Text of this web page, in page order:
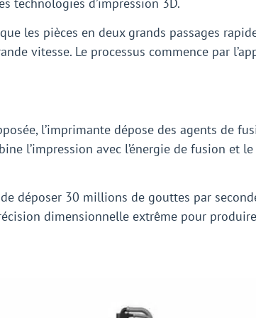
les pièces en deux grands passages
vitesse. Le processus commence par
l’imprimante dépose des agents de
l’impression avec l’énergie de fusion et
de déposer 30 millions de gouttes par
dimensionnelle extrême pour